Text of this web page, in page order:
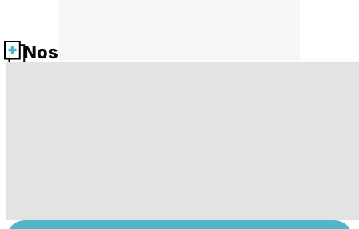
Nos fiches santé